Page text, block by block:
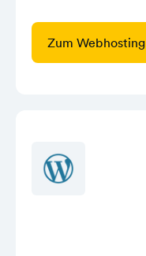
Zum Webhosting